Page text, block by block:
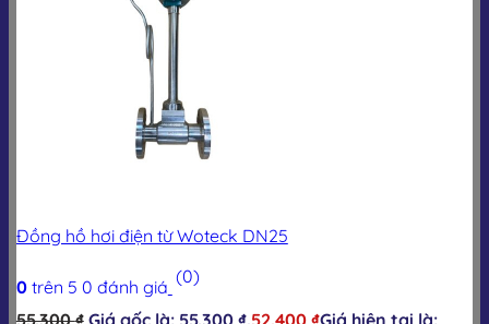
Đồng hồ hơi điện từ Woteck DN25
0trên 5 0 đánh giá (0)
55.300₫ Giá gốc là: 55.300 ₫.52.400 ₫Giá hiện tại là: